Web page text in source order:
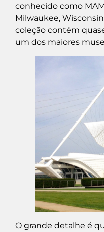
conhecido como
Milwaukee,
coleção contém
um dos maiores
O grande detalhe é